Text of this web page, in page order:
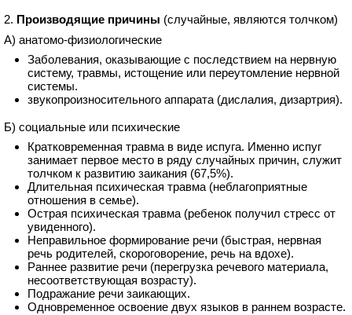
2. Производящие причины (случайные, являются толчком)
А) анатомо-физиологические
Заболевания, оказывающие с последствием на нервную
систему, травмы, истощение или переутомление нервной
системы.
звукопроизносительного аппарата (дислалия, дизартрия).
Б) социальные или психические
Кратковременная травма в виде испуга. Именно испуг
занимает первое место в ряду случайных причин, служит
толчком к развитию заикания (67,5%).
Длительная психическая травма (неблагоприятные
отношения в семье).
Острая психическая травма (ребенок получил стресс от
увиденного).
Неправильное формирование речи (быстрая, нервная
речь родителей, скороговорение, речь на вдохе).
Раннее развитие речи (перегрузка речевого материала,
несоответствующая возрасту).
Подражание речи заикающих.
Одновременное освоение двух языков в раннем возрасте.